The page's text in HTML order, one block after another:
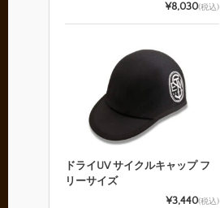
¥8,030(税込)
ドライUV サイクルキャップ フ
リーサイズ
¥3,440(税込)